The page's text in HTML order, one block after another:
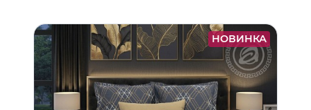
НОВИНКА